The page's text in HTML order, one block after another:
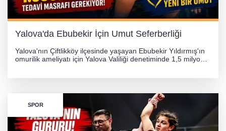
Yalova'da Ebubekir İçin Umut Seferberliği
Yalova'nın Çiftlikköy ilçesinde yaşayan Ebubekir Yıldırmış'ın
omurilik ameliyatı için Yalova Valiliği denetiminde 1,5 milyon
SPOR